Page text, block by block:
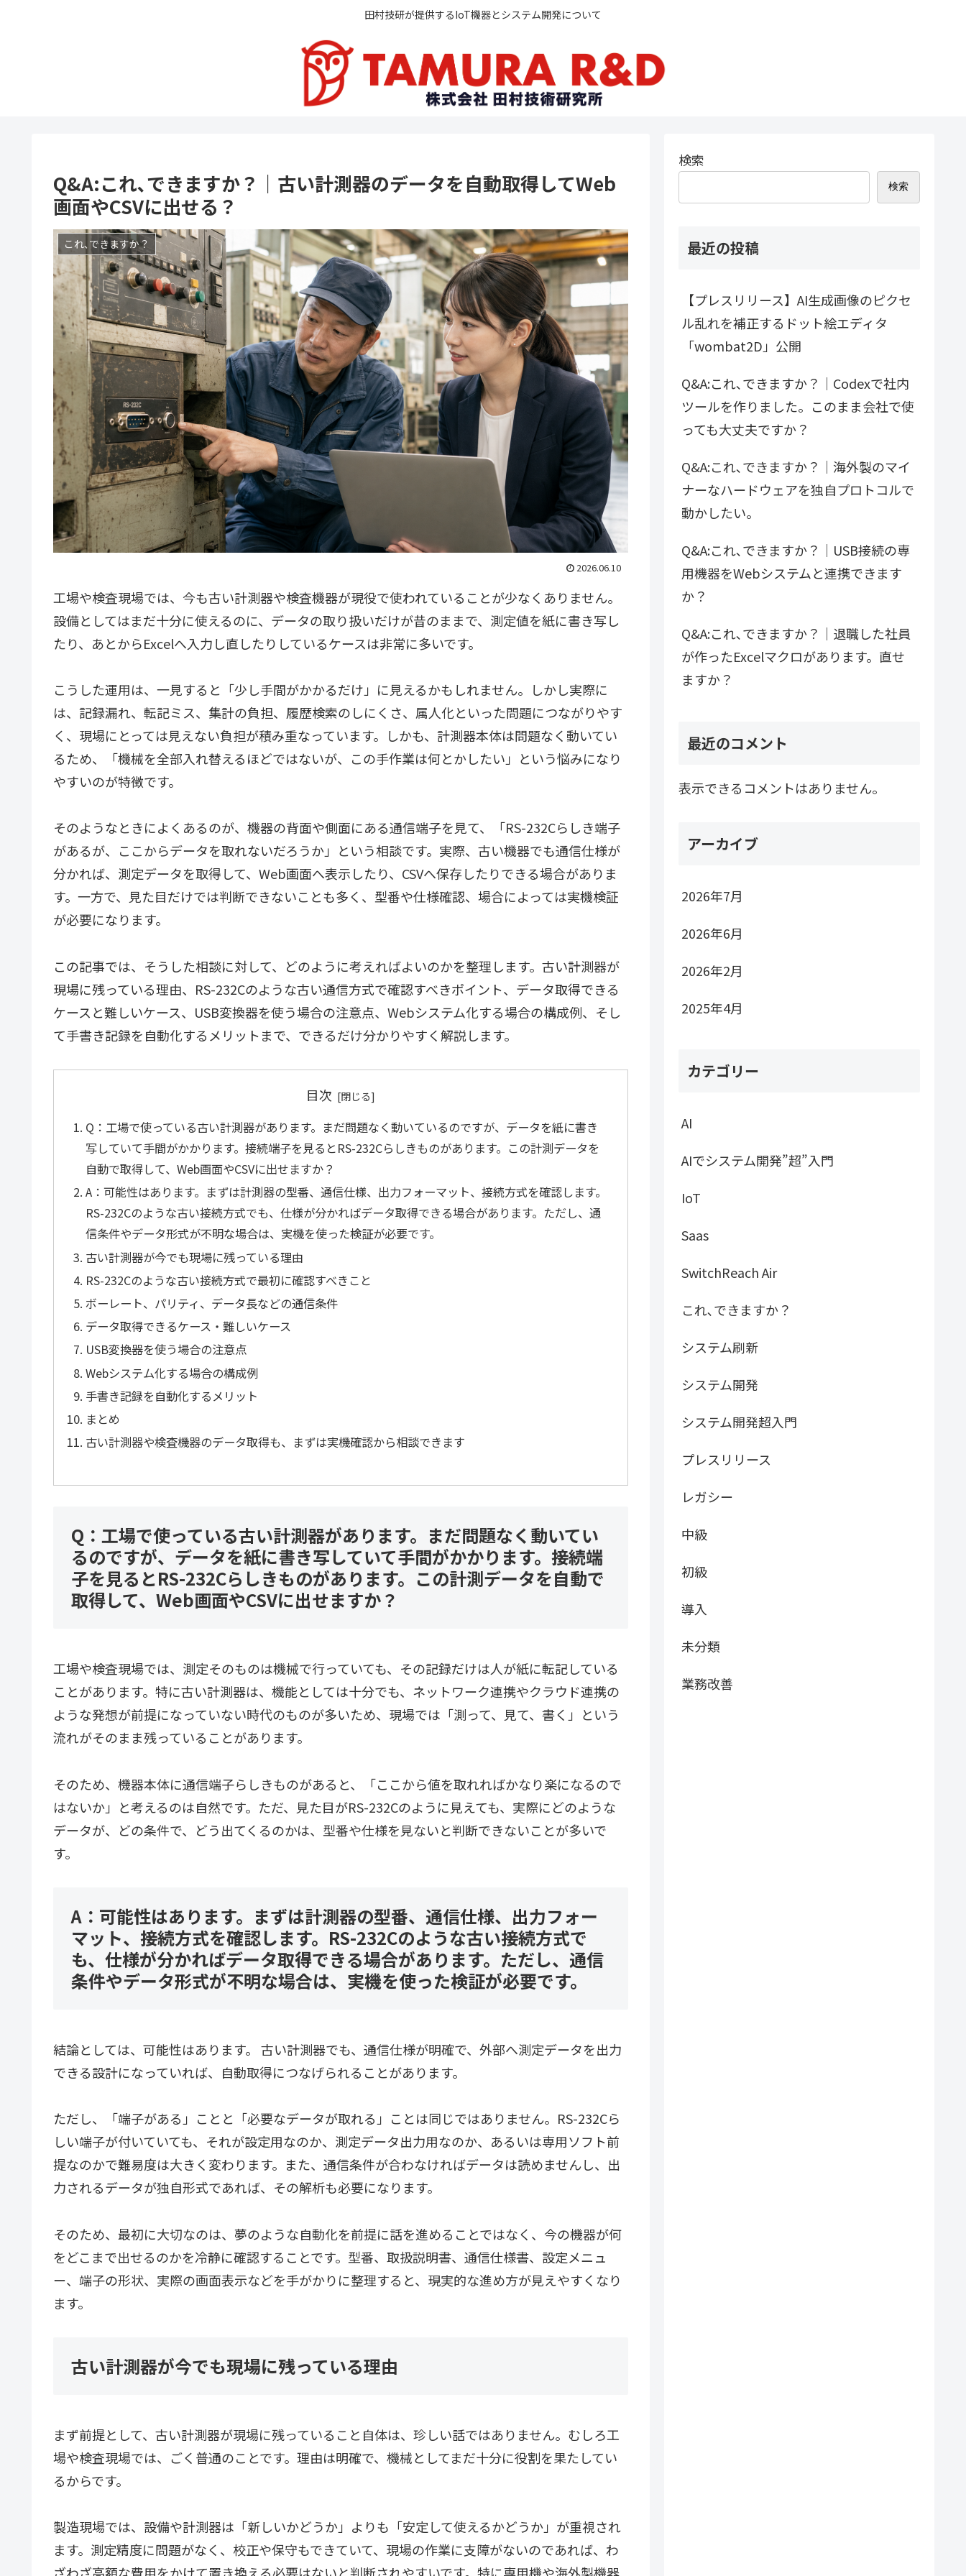
田村技研が提供するIoT機器とシステム開発について
Q&A:これ､できますか？｜古い計測器のデータを自動取得してWeb
画面やCSVに出せる？
これ､できますか？
2026.06.10
工場や検査現場では、今も古い計測器や検査機器が現役で使われていることが少なくありません。
設備としてはまだ十分に使えるのに、データの取り扱いだけが昔のままで、測定値を紙に書き写し
たり、あとからExcelへ入力し直したりしているケースは非常に多いです。
こうした運用は、一見すると「少し手間がかかるだけ」に見えるかもしれません。しかし実際に
は、記録漏れ、転記ミス、集計の負担、履歴検索のしにくさ、属人化といった問題につながりやす
く、現場にとっては見えない負担が積み重なっています。しかも、計測器本体は問題なく動いてい
るため、「機械を全部入れ替えるほどではないが、この手作業は何とかしたい」という悩みになり
やすいのが特徴です。
そのようなときによくあるのが、機器の背面や側面にある通信端子を見て、「RS-232Cらしき端子
があるが、ここからデータを取れないだろうか」という相談です。実際、古い機器でも通信仕様が
分かれば、測定データを取得して、Web画面へ表示したり、CSVへ保存したりできる場合がありま
す。一方で、見た目だけでは判断できないことも多く、型番や仕様確認、場合によっては実機検証
が必要になります。
この記事では、そうした相談に対して、どのように考えればよいのかを整理します。古い計測器が
現場に残っている理由、RS-232Cのような古い通信方式で確認すべきポイント、データ取得できる
ケースと難しいケース、USB変換器を使う場合の注意点、Webシステム化する場合の構成例、そし
て手書き記録を自動化するメリットまで、できるだけ分かりやすく解説します。
目次
Q：工場で使っている古い計測器があります。まだ問題なく動いているのですが、データを紙に書き
写していて手間がかかります。接続端子を見るとRS-232Cらしきものがあります。この計測データを
自動で取得して、Web画面やCSVに出せますか？
A：可能性はあります。まずは計測器の型番、通信仕様、出力フォーマット、接続方式を確認します。
RS-232Cのような古い接続方式でも、仕様が分かればデータ取得できる場合があります。ただし、通
信条件やデータ形式が不明な場合は、実機を使った検証が必要です。
古い計測器が今でも現場に残っている理由
RS-232Cのような古い接続方式で最初に確認すべきこと
ボーレート、パリティ、データ長などの通信条件
データ取得できるケース・難しいケース
USB変換器を使う場合の注意点
Webシステム化する場合の構成例
手書き記録を自動化するメリット
まとめ
古い計測器や検査機器のデータ取得も、まずは実機確認から相談できます
Q：工場で使っている古い計測器があります。まだ問題なく動いてい
るのですが、データを紙に書き写していて手間がかかります。接続端
子を見るとRS-232Cらしきものがあります。この計測データを自動で
取得して、Web画面やCSVに出せますか？
工場や検査現場では、測定そのものは機械で行っていても、その記録だけは人が紙に転記している
ことがあります。特に古い計測器は、機能としては十分でも、ネットワーク連携やクラウド連携の
ような発想が前提になっていない時代のものが多いため、現場では「測って、見て、書く」という
流れがそのまま残っていることがあります。
そのため、機器本体に通信端子らしきものがあると、「ここから値を取れればかなり楽になるので
はないか」と考えるのは自然です。ただ、見た目がRS-232Cのように見えても、実際にどのような
データが、どの条件で、どう出てくるのかは、型番や仕様を見ないと判断できないことが多いで
す。
A：可能性はあります。まずは計測器の型番、通信仕様、出力フォー
マット、接続方式を確認します。RS-232Cのような古い接続方式で
も、仕様が分かればデータ取得できる場合があります。ただし、通信
条件やデータ形式が不明な場合は、実機を使った検証が必要です。
結論としては、可能性はあります。 古い計測器でも、通信仕様が明確で、外部へ測定データを出力
できる設計になっていれば、自動取得につなげられることがあります。
ただし、「端子がある」ことと「必要なデータが取れる」ことは同じではありません。RS-232Cら
しい端子が付いていても、それが設定用なのか、測定データ出力用なのか、あるいは専用ソフト前
提なのかで難易度は大きく変わります。また、通信条件が合わなければデータは読めませんし、出
力されるデータが独自形式であれば、その解析も必要になります。
そのため、最初に大切なのは、夢のような自動化を前提に話を進めることではなく、今の機器が何
をどこまで出せるのかを冷静に確認することです。型番、取扱説明書、通信仕様書、設定メニュ
ー、端子の形状、実際の画面表示などを手がかりに整理すると、現実的な進め方が見えやすくなり
ます。
古い計測器が今でも現場に残っている理由
まず前提として、古い計測器が現場に残っていること自体は、珍しい話ではありません。むしろ工
場や検査現場では、ごく普通のことです。理由は明確で、機械としてまだ十分に役割を果たしてい
るからです。
製造現場では、設備や計測器は「新しいかどうか」よりも「安定して使えるかどうか」が重視され
ます。測定精度に問題がなく、校正や保守もできていて、現場の作業に支障がないのであれば、わ
検索
検索
最近の投稿
【プレスリリース】AI生成画像のピクセ
ル乱れを補正するドット絵エディタ
「wombat2D」公開
Q&A:これ､できますか？｜Codexで社内
ツールを作りました。このまま会社で使
っても大丈夫ですか？
Q&A:これ､できますか？｜海外製のマイ
ナーなハードウェアを独自プロトコルで
動かしたい。
Q&A:これ､できますか？｜USB接続の専
用機器をWebシステムと連携できます
か？
Q&A:これ､できますか？｜退職した社員
が作ったExcelマクロがあります。直せ
ますか？
最近のコメント
表示できるコメントはありません。
アーカイブ
2026年7月
2026年6月
2026年2月
2025年4月
カテゴリー
AI
AIでシステム開発”超”入門
IoT
Saas
SwitchReach Air
これ､できますか？
システム刷新
システム開発
システム開発超入門
プレスリリース
レガシー
中級
初級
導入
未分類
業務改善